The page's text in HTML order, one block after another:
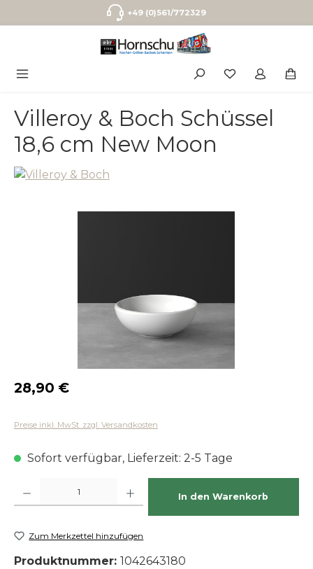
Zum Hauptinhalt springen+49 (0)561/772329
Villeroy & Boch Schüssel
18,6 cm New Moon
Regulärer Preis:
28,90 €
Preise inkl. MwSt. zzgl. Versandkosten
Sofort verfügbar, Lieferzeit: 2-5 Tage
In den Warenkorb
Zum Merkzettel hinzufügen
Produktnummer: 1042643180